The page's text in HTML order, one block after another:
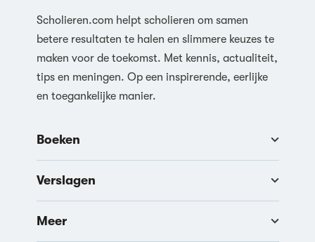
Scholieren.com helpt scholieren om samen
betere resultaten te halen en slimmere keuzes te
maken voor de toekomst. Met kennis, actualiteit,
tips en meningen. Op een inspirerende, eerlijke
en toegankelijke manier.
Boeken
Verslagen
Meer